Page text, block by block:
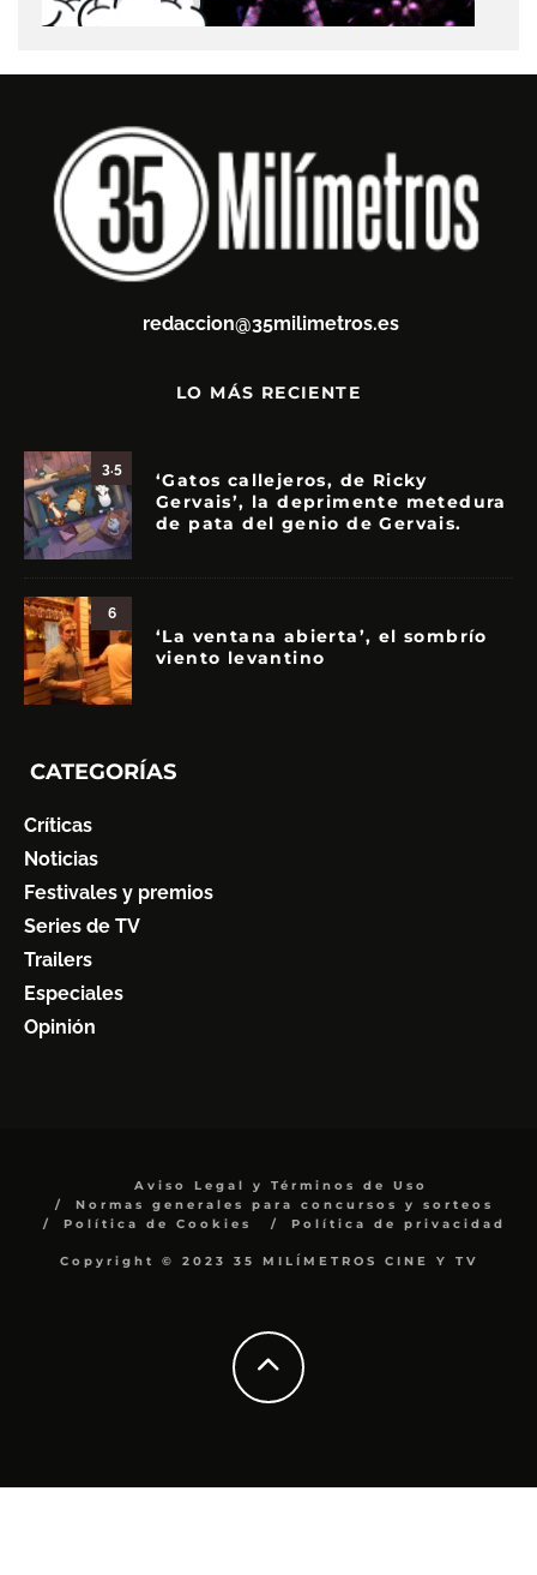
redaccion@35milimetros.es
LO MÁS RECIENTE
3.5
‘Gatos callejeros, de Ricky
Gervais’, la deprimente metedura
de pata del genio de Gervais.
6
‘La ventana abierta’, el sombrío
viento levantino
CATEGORÍAS
Críticas
Noticias
Festivales y premios
Series de TV
Trailers
Especiales
Opinión
Aviso Legal y Términos de Uso
Normas generales para concursos y sorteos
Política de Cookies
Política de privacidad
Copyright © 2023 35 MILÍMETROS CINE Y TV